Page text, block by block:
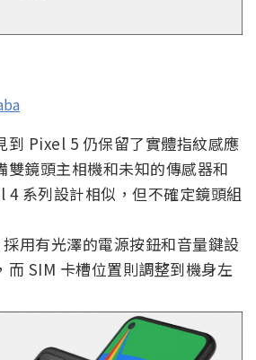
到 Pixel 5 仍保留了實體指紋感應
雙鏡頭主相機和未知的傳感器和
4 系列設計相似，但不確定鏡頭組
用有光澤的電源按鈕和音量鍵設
而 SIM 卡槽位置則調整到機身左